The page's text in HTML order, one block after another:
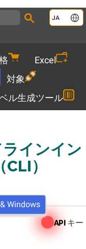
JA
Excel
対象
ル生成ツール
インイン
）
Windows
APIキー